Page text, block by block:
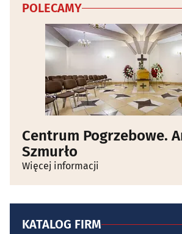
POLECAMY
Centrum Pogrzebowe.
Szmurło
Więcej informacji
KATALOG FIRM